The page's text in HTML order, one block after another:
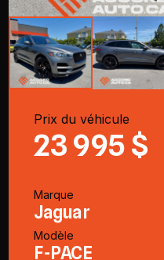
Prix du véhicule
23 995 $
Marque
Jaguar
Modèle
F-PACE